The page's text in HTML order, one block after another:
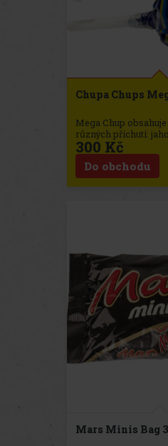
Chupa Chups
Mega Chup
různých příchutí:
jablko, třešeň,
300 Kč
Do obchodu
Mars Minis Bag